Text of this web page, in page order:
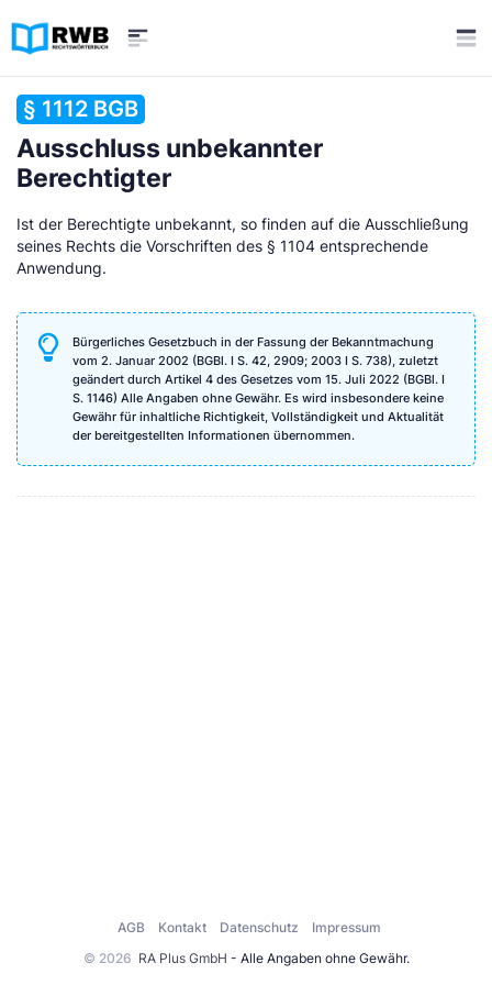
§ 1112 BGB
Ausschluss unbekannter
Berechtigter
Ist der Berechtigte unbekannt, so finden auf die Ausschließung
seines Rechts die Vorschriften des § 1104 entsprechende
Anwendung.
Bürgerliches Gesetzbuch in der Fassung der Bekanntmachung
vom 2. Januar 2002 (BGBl. I S. 42, 2909; 2003 I S. 738), zuletzt
geändert durch Artikel 4 des Gesetzes vom 15. Juli 2022 (BGBl. I
S. 1146) Alle Angaben ohne Gewähr. Es wird insbesondere keine
Gewähr für inhaltliche Richtigkeit, Vollständigkeit und Aktualität
der bereitgestellten Informationen übernommen.
© 2026 RA Plus GmbH - Alle Angaben ohne Gewähr.
AGB Kontakt Datenschutz Impressum